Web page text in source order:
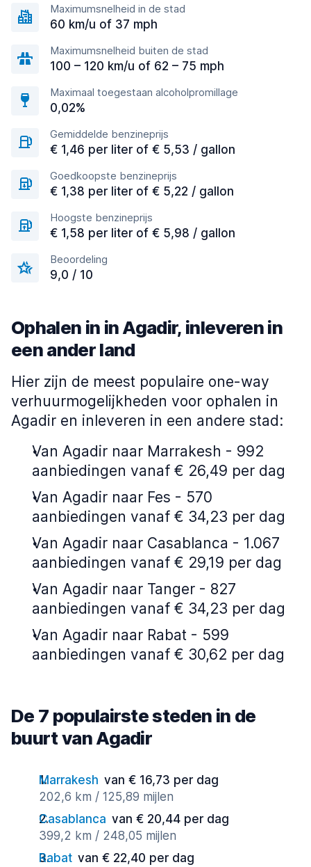
Maximumsnelheid in de stad
60 km/u of 37 mph
Maximumsnelheid buiten de stad
100 – 120 km/u of 62 – 75 mph
Maximaal toegestaan alcoholpromillage
0,02%
Gemiddelde benzineprijs
€ 1,46 per liter of € 5,53 / gallon
Goedkoopste benzineprijs
€ 1,38 per liter of € 5,22 / gallon
Hoogste benzineprijs
€ 1,58 per liter of € 5,98 / gallon
Beoordeling
9,0 / 10
Ophalen in in Agadir, inleveren in
een ander land
Hier zijn de meest populaire one-way
verhuurmogelijkheden voor ophalen in
Agadir en inleveren in een andere stad:
Van Agadir naar Marrakesh - 992
aanbiedingen vanaf € 26,49 per dag
Van Agadir naar Fes - 570
aanbiedingen vanaf € 34,23 per dag
Van Agadir naar Casablanca - 1.067
aanbiedingen vanaf € 29,19 per dag
Van Agadir naar Tanger - 827
aanbiedingen vanaf € 34,23 per dag
Van Agadir naar Rabat - 599
aanbiedingen vanaf € 30,62 per dag
De 7 populairste steden in de
buurt van Agadir
Marrakesh van € 16,73 per dag
202,6 km / 125,89 mijlen
Casablanca van € 20,44 per dag
399,2 km / 248,05 mijlen
Rabat van € 22,40 per dag